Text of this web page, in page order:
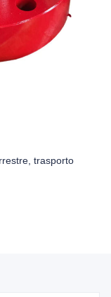
trasporto